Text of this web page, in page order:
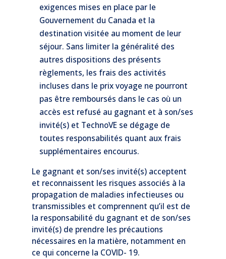
exigences mises en place par le
Gouvernement du Canada et la
destination visitée au moment de leur
séjour. Sans limiter la généralité des
autres dispositions des présents
règlements, les frais des activités
incluses dans le prix voyage ne pourront
pas être remboursés dans le cas où un
accès est refusé au gagnant et à son/ses
invité(s) et TechnoVE se dégage de
toutes responsabilités quant aux frais
supplémentaires encourus.
Le gagnant et son/ses invité(s) acceptent
et reconnaissent les risques associés à la
propagation de maladies infectieuses ou
transmissibles et comprennent qu’il est de
la responsabilité du gagnant et de son/ses
invité(s) de prendre les précautions
nécessaires en la matière, notamment en
ce qui concerne la COVID- 19.